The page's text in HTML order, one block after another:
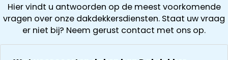
Hier vindt u antwoorden op de meest voorkomende
vragen over onze dakdekkersdiensten. Staat uw vraag
er niet bij? Neem gerust contact met ons op.